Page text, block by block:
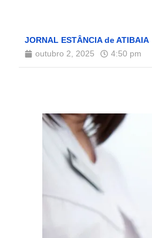
JORNAL ESTÂNCIA de ATIBAIA
outubro 2, 2025
4:50 pm